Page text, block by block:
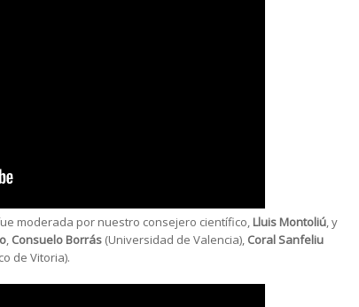
moderada por nuestro consejero científico, Lluis Montoliú, y
, Consuelo Borrás (Universidad de Valencia), Coral Sanfeliu
de Vitoria).